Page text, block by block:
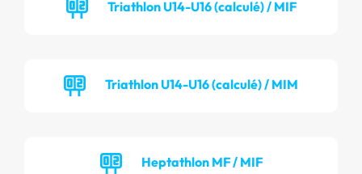
Triathlon U14-U16 (calculé) / MIF
Triathlon U14-U16 (calculé) / MIM
Heptathlon MF / MIF